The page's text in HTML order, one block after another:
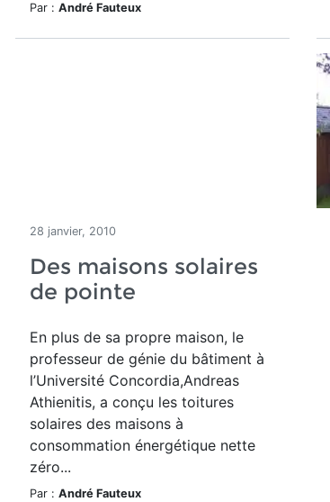
Par : André Fauteux
28 janvier, 2010
Des maisons solaires
de pointe
En plus de sa propre maison, le
professeur de génie du bâtiment à
l’Université Concordia,Andreas
Athienitis, a conçu les toitures
solaires des maisons à
consommation énergétique nette
zéro...
Par : André Fauteux